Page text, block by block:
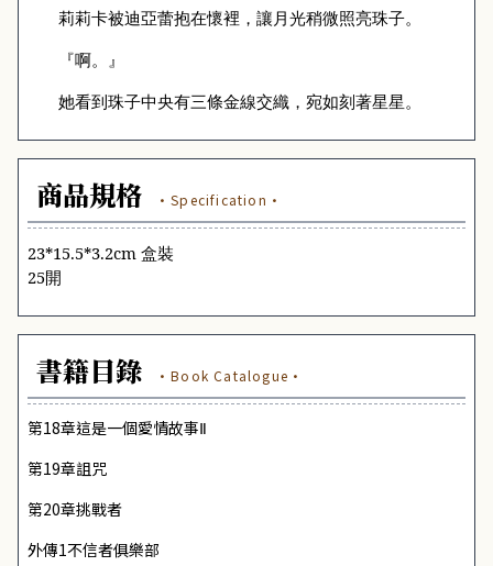
莉莉卡被迪亞蕾抱在懷裡，讓月光稍微照亮珠子。
『啊。』
她看到珠子中央有三條金線交織，宛如刻著星星。
商品規格 ·Specification·
23*15.5*3.2cm 盒裝
25開
書籍目錄 ·Book Catalogue·
第18章這是一個愛情故事Ⅱ
第19章詛咒
第20章挑戰者
外傳1不信者俱樂部